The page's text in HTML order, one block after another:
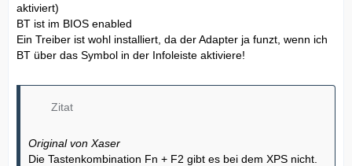
aktiviert)
BT ist im BIOS enabled
Ein Treiber ist wohl installiert, da der Adapter ja funzt, wenn ich
BT über das Symbol in der Infoleiste aktiviere!
Zitat
Original von Xaser
Die Tastenkombination Fn + F2 gibt es bei dem XPS nicht.